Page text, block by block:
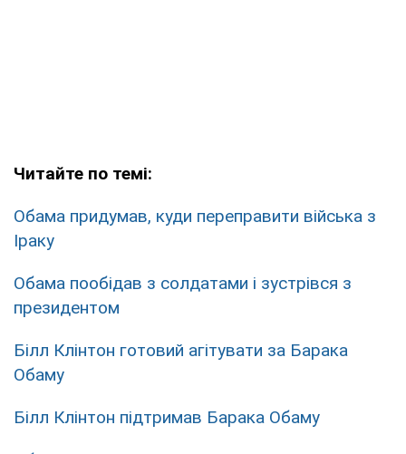
Читайте по темі:
Обама придумав, куди переправити війська з
Іраку
Обама пообідав з солдатами і зустрівся з
президентом
Білл Клінтон готовий агітувати за Барака
Обаму
Білл Клінтон підтримав Барака Обаму